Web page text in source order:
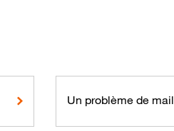
Un problème de mail